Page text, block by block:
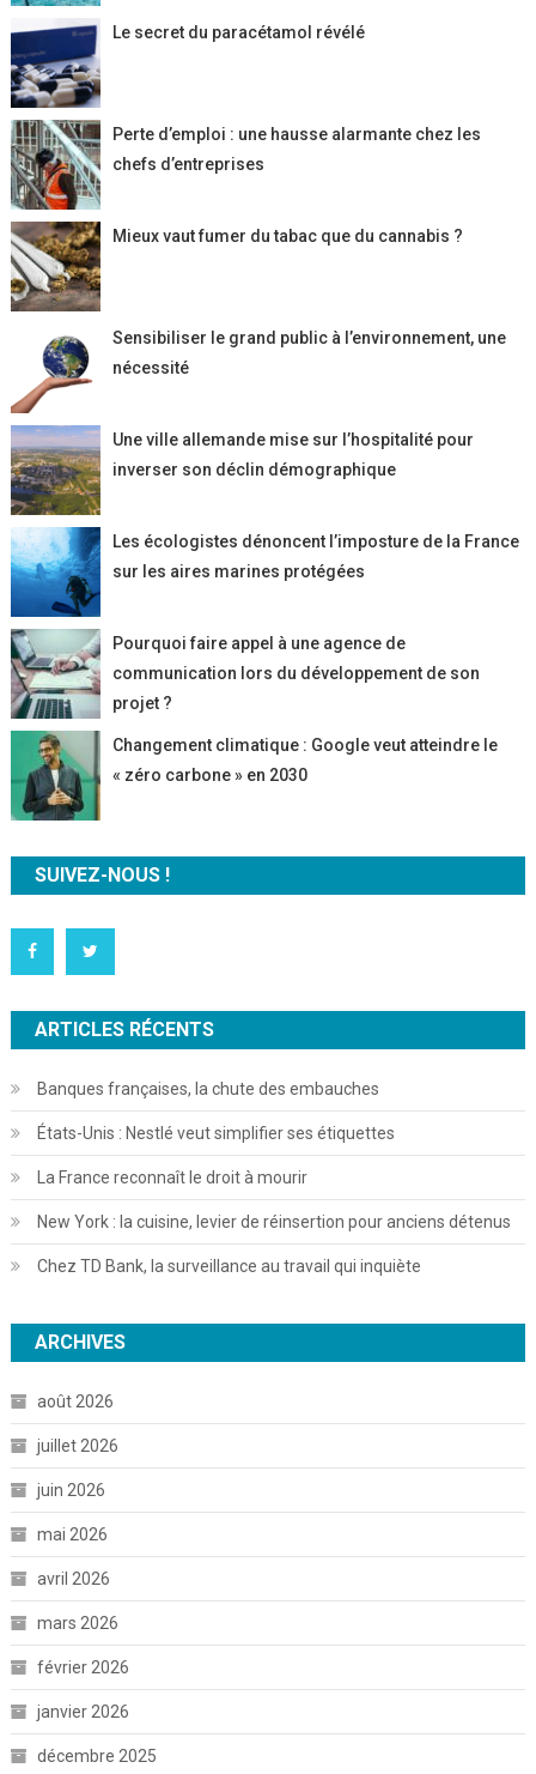
Le secret du paracétamol révélé
Perte d’emploi : une hausse alarmante chez les
chefs d’entreprises
Mieux vaut fumer du tabac que du cannabis ?
Sensibiliser le grand public à l’environnement, une
nécessité
Une ville allemande mise sur l’hospitalité pour
inverser son déclin démographique
Les écologistes dénoncent l’imposture de la France
sur les aires marines protégées
Pourquoi faire appel à une agence de
communication lors du développement de son
projet ?
Changement climatique : Google veut atteindre le
« zéro carbone » en 2030
SUIVEZ-NOUS !
ARTICLES RÉCENTS
Banques françaises, la chute des embauches
États-Unis : Nestlé veut simplifier ses étiquettes
La France reconnaît le droit à mourir
New York : la cuisine, levier de réinsertion pour anciens détenus
Chez TD Bank, la surveillance au travail qui inquiète
ARCHIVES
août 2026
juillet 2026
juin 2026
mai 2026
avril 2026
mars 2026
février 2026
janvier 2026
décembre 2025